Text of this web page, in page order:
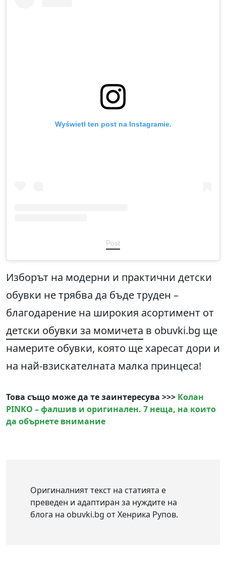
Wyświetl ten post na Instagramie.
Post
Изборът на модерни и практични детски
обувки не трябва да бъде труден –
благодарение на широкия асортимент от
детски обувки за момичета в obuvki.bg ще
намерите обувки, която ще харесат дори и
на най-взискателната малка принцеса!
Това също може да те заинтересува >>> Колан
PINKO – фалшив и оригинален. 7 неща, на които
да обърнете внимание
Оригиналният текст на статията е
преведен и адаптиран за нуждите на
блога на obuvki.bg от Хенрика Рупов.